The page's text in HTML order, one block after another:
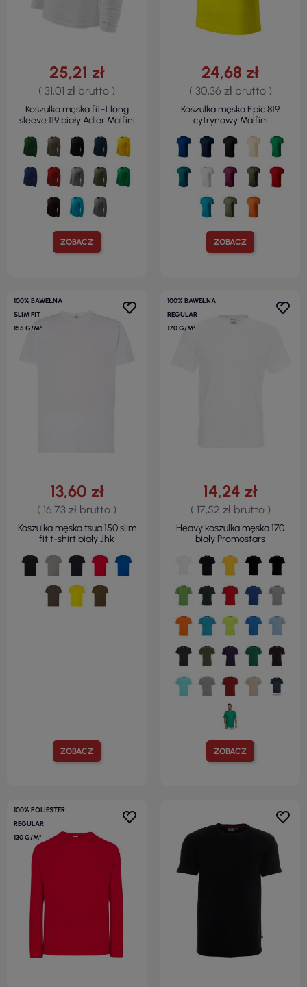
ZOBACZ
25,21 zł
( 31,01 zł brutto )
Koszulka męska fit-t long
sleeve 119 biały Adler Malfini
ZOBACZ
24,68 zł
( 30,36 zł brutto )
Koszulka męska Epic 819
cytrynowy Malfini
100% BAWEŁNA
SLIM FIT
155 G/M²
ZOBACZ
13,60 zł
( 16,73 zł brutto )
Koszulka męska tsua 150 slim
fit t-shirt biały Jhk
100% BAWEŁNA
REGULAR
170 G/M²
ZOBACZ
14,24 zł
( 17,52 zł brutto )
Heavy koszulka męska 170
biały Promostars
100% POLIESTER
REGULAR
130 G/M²